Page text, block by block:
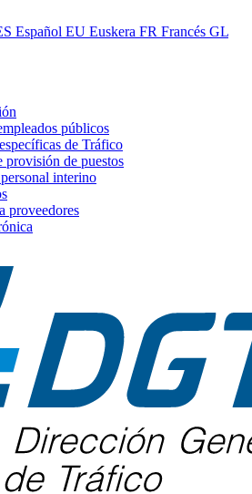
Español EU Euskera FR Francés GL
públicos
de Tráfico
provisión de puestos
interino
proveedores